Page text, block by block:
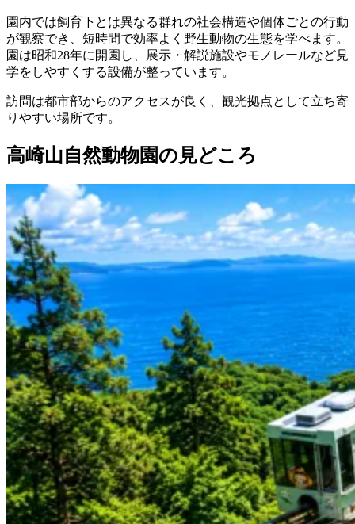
園内では飼育下とは異なる群れの社会構造や個体ごとの行動
が観察でき、短時間で効率よく野生動物の生態を学べます。
園は昭和28年に開園し、展示・解説施設やモノレールなど見
学をしやすくする設備が整っています。
訪問は都市部からのアクセスが良く、観光拠点として立ち寄
りやすい場所です。
高崎山自然動物園の見どころ